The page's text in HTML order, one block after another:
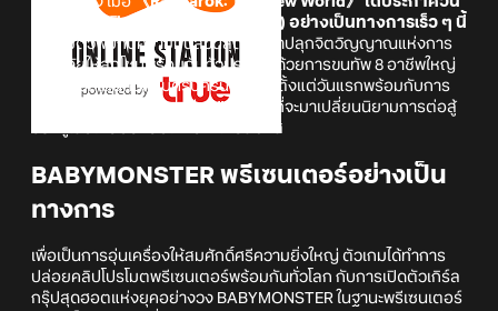
เปิดตัวและเปิดศึก Open Beta (OBT) อย่างเป็นทางการเร็ว ๆ นี้
เตรียมตัวพบกับความมันส์ขั้นสุดที่จะมาปลุกจิตวิญญาณแห่งการ
ผจญภัยให้ลุกโชนพร้อมกันทั่วประเทศ ด้วยการขนทัพ 8 อาชีพใหญ่
มาให้เลือกเล่นกันแบบครบครัน จัดเต็มตั้งแต่วันแรกพร้อมกับการ
เปิดตัวอาชีพใหม่ล่าสุดอย่าง“Druid”
ที่จะมาเปลี่ยนนิยามการต่อสู้
ของผู้เล่นให้ตื่นตาตื่นใจกว่าที่เคยสัมผัส
BABYMONSTER พรีเซนเตอร์อย่างเป็น
ทางการ
เพื่อเป็นการอุ่นเครื่องให้สมศักดิ์ศรีความยิ่งใหญ่ ตัวเกมได้ทำการ
ปล่อยคลิปโปรโมตพรีเซนเตอร์พร้อมกันทั่วโลก กับการเปิดตัวเกิร์ล
กรุ๊ปสุดฮอตแห่งยุคอย่างวง BABYMONSTER ในฐานะพรีเซนเตอร์